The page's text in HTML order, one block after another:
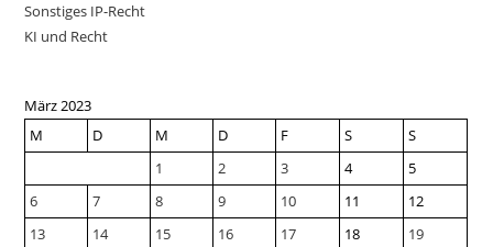
Sonstiges IP-Recht
KI und Recht
März 2023
M
D M D F S
S
1
2 3 4
5
6
7 8 9 10 11
12
13
14 15 16 17 18
19